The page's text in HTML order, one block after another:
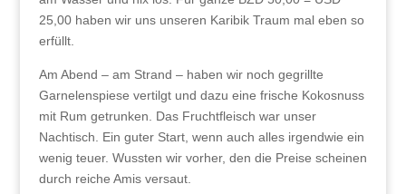
25,00 haben wir uns unseren Karibik Traum mal eben so
erfüllt.
Am Abend – am Strand – haben wir noch gegrillte
Garnelenspiese vertilgt und dazu eine frische Kokosnuss
mit Rum getrunken. Das Fruchtfleisch war unser
Nachtisch. Ein guter Start, wenn auch alles irgendwie ein
wenig teuer. Wussten wir vorher, den die Preise scheinen
durch reiche Amis versaut.